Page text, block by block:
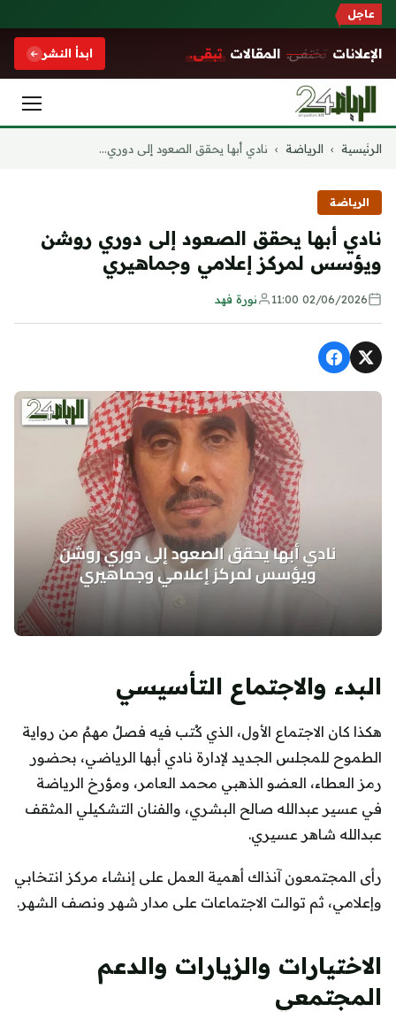
عاجل
الإعلانات تختفي. المقالات تبقى. ابدأ النشر
التجاوز
الرئيسية › الرياضة › نادي أبها يحقق الصعود إلى دوري...
الرياضة
نادي أبها يحقق الصعود إلى دوري روشن
ويؤسس لمركز إعلامي وجماهيري
02/06/2026 11:00 نورة فهد
البدء والاجتماع التأسيسي
هكذا كان الاجتماع الأول، الذي كُتب فيه فصلٌ مهمٌ من رواية
الطموح للمجلس الجديد لإدارة نادي أبها الرياضي، بحضور
رمز العطاء، العضو الذهبي محمد العامر، ومؤرخ الرياضة
في عسير عبدالله صالح البشري، والفنان التشكيلي المثقف
عبدالله شاهر عسيري.
رأى المجتمعون آنذاك أهمية العمل على إنشاء مركز انتخابي
وإعلامي، ثم توالت الاجتماعات على مدار شهر ونصف الشهر.
الاختيارات والزيارات والدعم
المجتمعي